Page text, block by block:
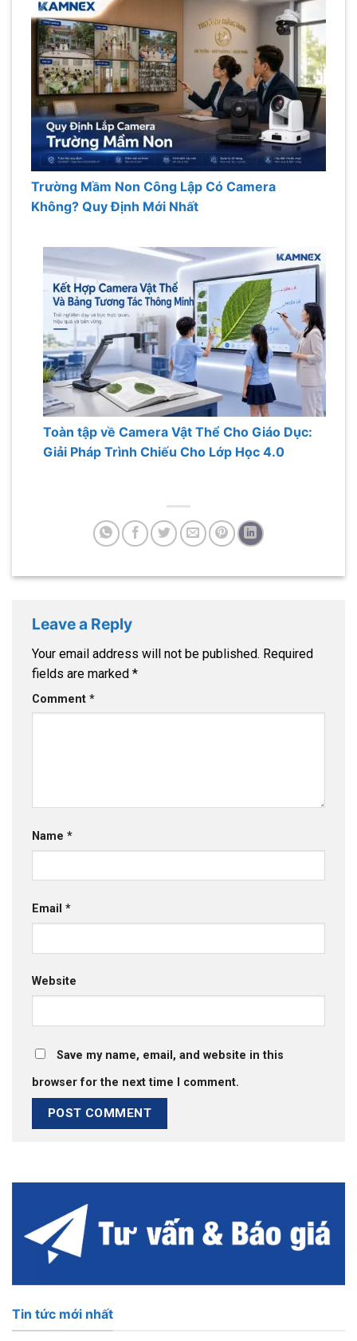
Trường Mầm Non Công Lập Có Camera
Không? Quy Định Mới Nhất
Toàn tập về Camera Vật Thể Cho Giáo Dục:
Giải Pháp Trình Chiếu Cho Lớp Học 4.0
Leave a Reply
Your email address will not be published. Required
fields are marked *
Comment *
Name *
Email *
Website
Save my name, email, and website in this
browser for the next time I comment.
Tin tức mới nhất